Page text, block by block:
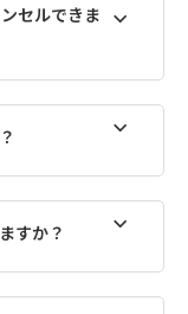
セルできま
すか？